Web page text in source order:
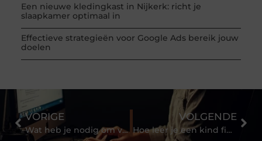
Een nieuwe kledingkast in Nijkerk: richt je
slaapkamer optimaal in
Effectieve strategieën voor Google Ads bereik jouw
doelen
VORIGE
Wat heb je nodig om vanuit huis vlees te verkopen?
VOLGENDE
Hoe leer je een kind fietsen?